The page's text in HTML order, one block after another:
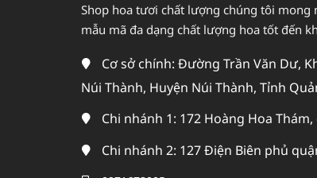
Shop hoa tươi chất lượng chúng tôi mong
mẫu mã đa dạng chất lượng hoa tốt đến
Cơ sở chính: Đường Trần Văn Dư,
Núi Thành, Huyện Núi Thành, Tỉnh
Chi nhánh 1: 172 Hoàng Hoa Thám,
Chi nhánh 2: 127 Điện Biên phủ